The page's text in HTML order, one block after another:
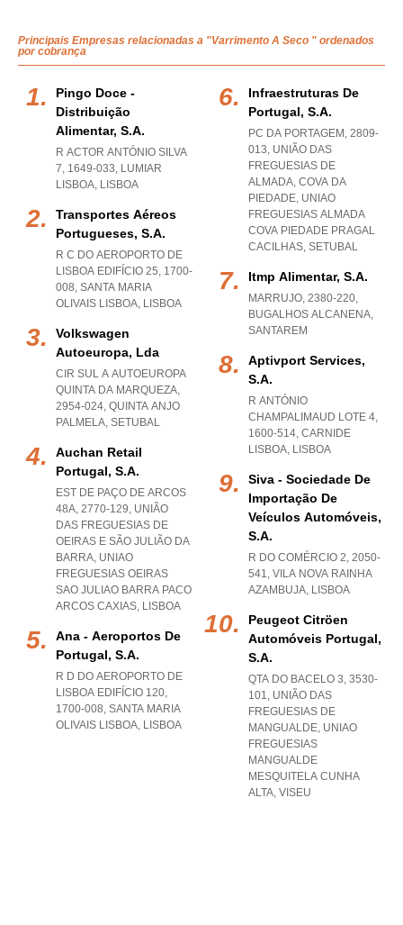
Principais Empresas relacionadas a "Varrimento A Seco " ordenados
por cobrança
Pingo Doce -
Distribuição
Alimentar, S.a.
R ACTOR ANTÓNIO SILVA
7, 1649-033, LUMIAR
LISBOA, LISBOA
Transportes Aéreos
Portugueses, S.a.
R C DO AEROPORTO DE
LISBOA EDIFÍCIO 25, 1700-
008, SANTA MARIA
OLIVAIS LISBOA, LISBOA
Volkswagen
Autoeuropa, Lda
CIR SUL A AUTOEUROPA
QUINTA DA MARQUEZA,
2954-024, QUINTA ANJO
PALMELA, SETUBAL
Auchan Retail
Portugal, S.a.
EST DE PAÇO DE ARCOS
48A, 2770-129, UNIÃO
DAS FREGUESIAS DE
OEIRAS E SÃO JULIÃO DA
BARRA, UNIAO
FREGUESIAS OEIRAS
SAO JULIAO BARRA PACO
ARCOS CAXIAS, LISBOA
Ana - Aeroportos De
Portugal, S.a.
R D DO AEROPORTO DE
LISBOA EDIFÍCIO 120,
1700-008, SANTA MARIA
OLIVAIS LISBOA, LISBOA
Infraestruturas De
Portugal, S.a.
PC DA PORTAGEM, 2809-
013, UNIÃO DAS
FREGUESIAS DE
ALMADA, COVA DA
PIEDADE, UNIAO
FREGUESIAS ALMADA
COVA PIEDADE PRAGAL
CACILHAS, SETUBAL
Itmp Alimentar, S.a.
MARRUJO, 2380-220,
BUGALHOS ALCANENA,
SANTAREM
Aptivport Services,
S.a.
R ANTÓNIO
CHAMPALIMAUD LOTE 4,
1600-514, CARNIDE
LISBOA, LISBOA
Siva - Sociedade De
Importação De
Veículos Automóveis,
S.a.
R DO COMÉRCIO 2, 2050-
541, VILA NOVA RAINHA
AZAMBUJA, LISBOA
Peugeot Citröen
Automóveis Portugal,
S.a.
QTA DO BACELO 3, 3530-
101, UNIÃO DAS
FREGUESIAS DE
MANGUALDE, UNIAO
FREGUESIAS
MANGUALDE
MESQUITELA CUNHA
ALTA, VISEU